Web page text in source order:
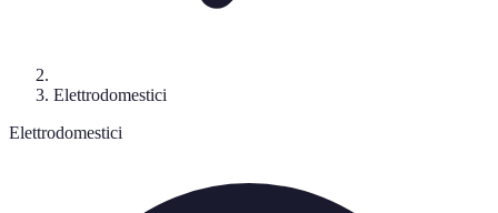
Elettrodomestici
Elettrodomestici